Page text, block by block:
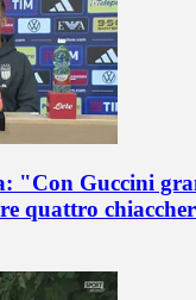
"Con Guccini
quattro